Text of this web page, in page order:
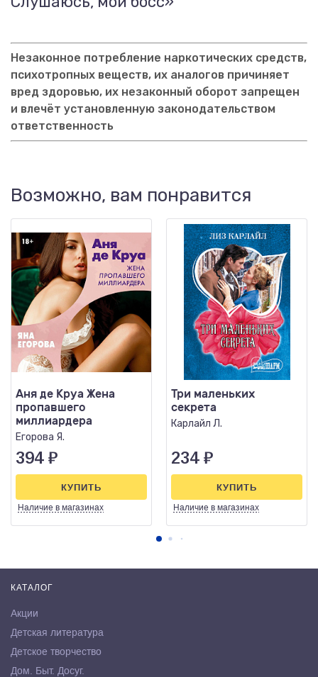
Незаконное потребление наркотических средств,
психотропных веществ, их аналогов причиняет
вред здоровью, их незаконный оборот запрещен
и влечёт установленную законодательством
ответственность
Возможно, вам понравится
Аня де Круа Жена
пропавшего
миллиардера
Егорова Я.
394 ₽
Наличие в магазинах
КУПИТЬ
Три маленьких
секрета
Карлайл Л.
234 ₽
Наличие в магазинах
КУПИТЬ
КАТАЛОГ
Акции
Детская литература
Детское творчество
Дом. Быт. Досуг.